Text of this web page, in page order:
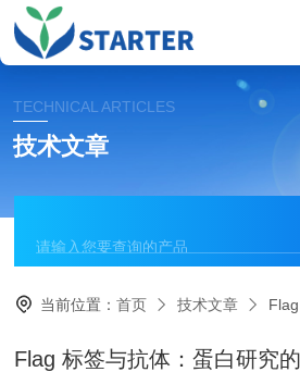
TECHNICAL ARTICLES
技术文章
当前位置：首页 技术文章 Flag
Flag 标签与抗体：蛋白研究